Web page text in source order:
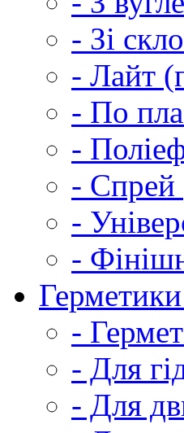
- Зі
- Лайт
- По
-
- Спрей
-
-
-
- Для
- Для